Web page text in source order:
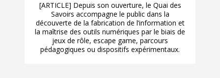
[ARTICLE] Depuis son ouverture, le Quai des
Savoirs accompagne le public dans la
découverte de la fabrication de l’information et
la maîtrise des outils numériques par le biais de
jeux de rôle, escape game, parcours
pédagogiques ou dispositifs expérimentaux.